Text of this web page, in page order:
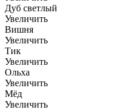
Дуб светлый
Увеличить
Вишня
Увеличить
Тик
Увеличить
Ольха
Увеличить
Мёд
Увеличить